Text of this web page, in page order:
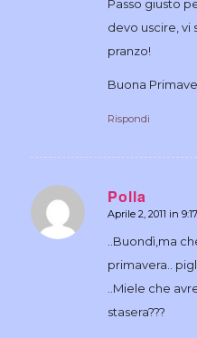
Passo giusto
devo uscire, vi
pranzo!
Buona
Rispondi
Polla
dice:
Aprile 2, 2011 in
..Buondì,ma
primavera..
..Miele che
stasera???